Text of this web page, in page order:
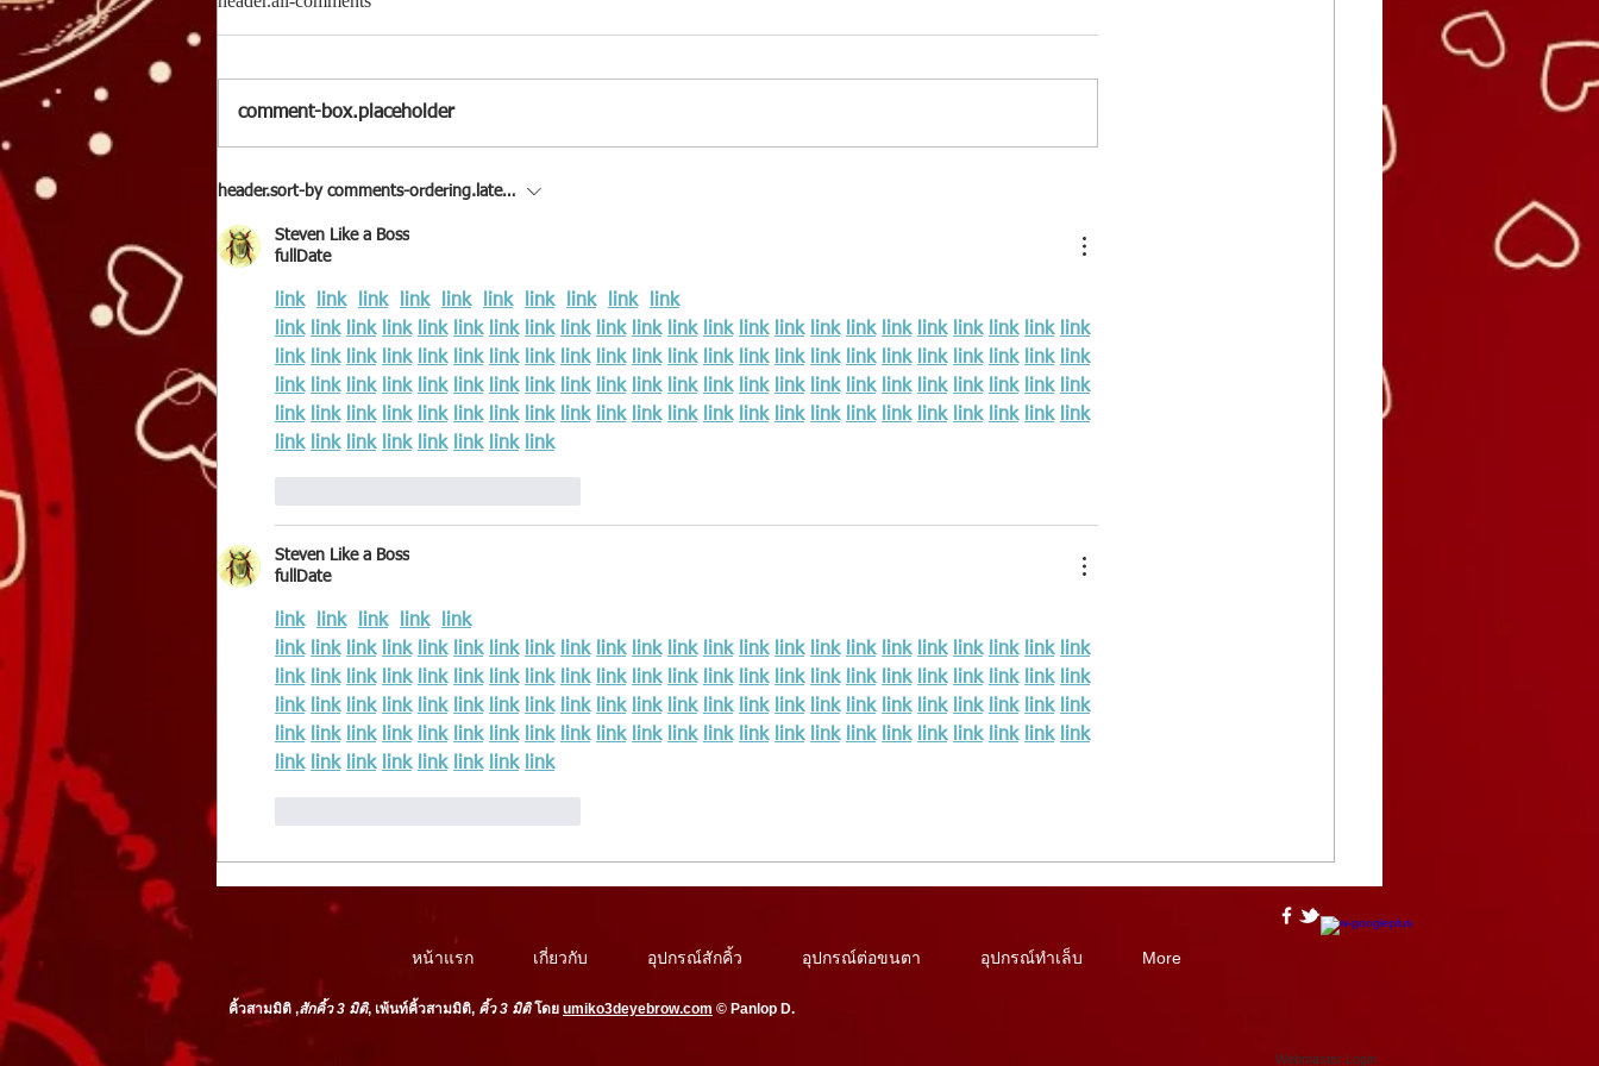
This is the title of your first
image post
the title of your first video post....
comment-box.placeholder
header.sort-by comments-ordering.latest-first
Steven Like a Boss
fullDate
link link link link link link link link link
link
link
link link link link link link link link link link link link link link link link link link link link link
link
link
link link link link link link link link link link link link link link link link link link link link link
link
link
link link link link link link link link link link link link link link link link link link link link link
link
link
link link link link link link link link link link link link link link link link link link link link link
link
link
link link link link link link link
Steven Like a Boss
fullDate
link link link link
link
link
link link link link link link link link link link link link link link link link link link link link link
link
link
link link link link link link link link link link link link link link link link link link link link link
link
link
link link link link link link link link link link link link link link link link link link link link link
link
link
link link link link link link link link link link link link link link link link link link link link link
link
link
link link link link link link link
หน้าแรก เกี่ยวกับ อุปกรณ์สักคิ้ว อุปกรณ์ต่อขนตา อุปกรณ์ทำเล็บ More
คิ้วสามมิติ ,สักคิ้ว3 มิติ, เพ้นท์คิ้วสามมิติ, คิ้ว 3 มิติโดย umiko3deyebrow.com © Panlop D.
Webmaster Login